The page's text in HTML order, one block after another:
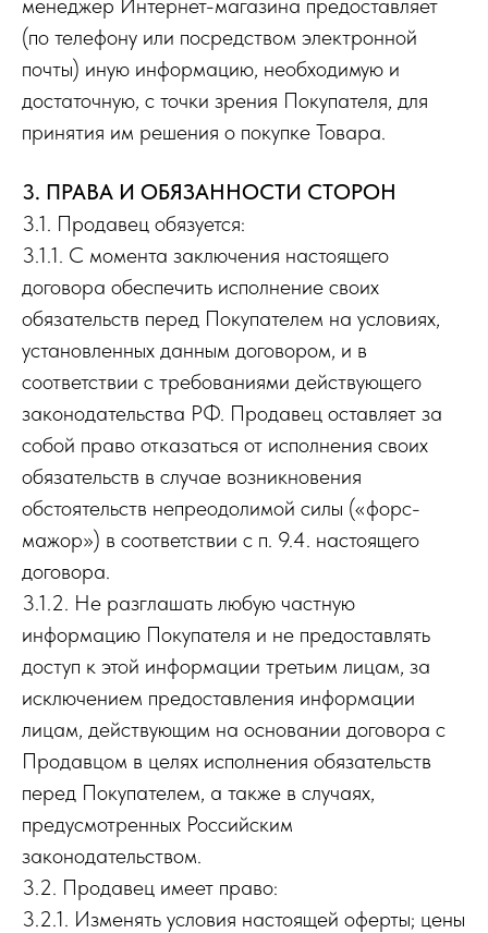
менеджер Интернет-магазина предоставляет
(по телефону или посредством электронной
почты) иную информацию, необходимую и
достаточную, с точки зрения Покупателя, для
принятия им решения о покупке Товара.
3. ПРАВА И ОБЯЗАННОСТИ СТОРОН
3.1. Продавец обязуется:
3.1.1. С момента заключения настоящего
договора обеспечить исполнение своих
обязательств перед Покупателем на условиях,
установленных данным договором, и в
соответствии с требованиями действующего
законодательства РФ. Продавец оставляет за
собой право отказаться от исполнения своих
обязательств в случае возникновения
обстоятельств непреодолимой силы («форс-
мажор») в соответствии с п. 9.4. настоящего
договора.
3.1.2. Не разглашать любую частную
информацию Покупателя и не предоставлять
доступ к этой информации третьим лицам, за
исключением предоставления информации
лицам, действующим на основании договора с
Продавцом в целях исполнения обязательств
перед Покупателем, а также в случаях,
предусмотренных Российским
законодательством.
3.2. Продавец имеет право:
3.2.1. Изменять условия настоящей оферты; цены